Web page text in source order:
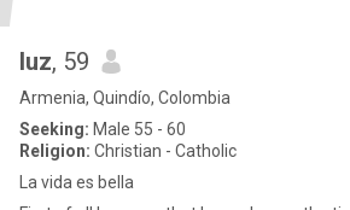
luz, 59
Armenia, Quindío, Colombia
Seeking: Male 55 - 60
Religion: Christian - Catholic
La vida es bella